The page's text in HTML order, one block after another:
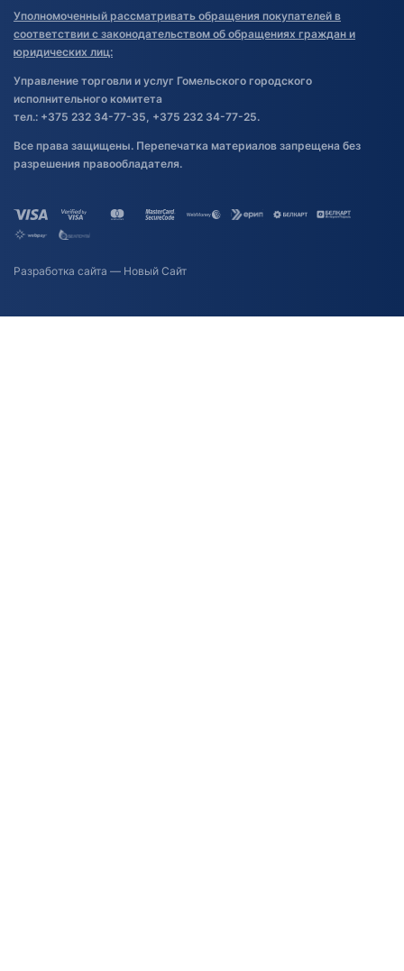
Уполномоченный рассматривать обращения покупателей в
соответствии с законодательством об обращениях граждан и
юридических лиц:
Управление торговли и услуг Гомельского городского
исполнительного комитета
тел.: +375 232 34-77-35, +375 232 34-77-25.
Все права защищены. Перепечатка материалов запрещена без
разрешения правообладателя.
Разработка сайта — Новый Сайт